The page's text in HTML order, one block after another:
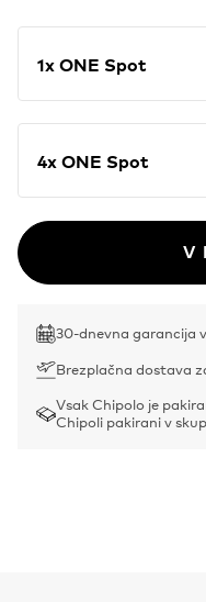
1x ONE Spot
4x ONE Spot
V
30-dnevna garancija
Brezplačna dostava
Vsak Chipolo je
Chipoli pakirani v